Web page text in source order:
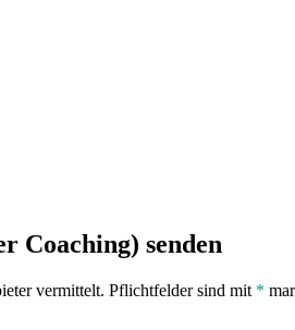
Coaching) senden
vermittelt. Pflichtfelder sind mit *